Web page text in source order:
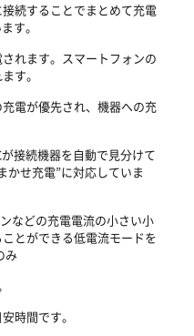
続することでまとめて充電
す。
れます。スマートフォンの
す。
電が優先され、機器への充
接続機器を自動で見分けて
かせ充電”に対応していま
などの充電電流の小さい小
とができる低電流モードを
み
時間です。